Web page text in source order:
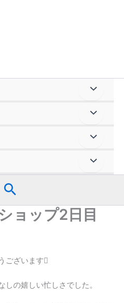
検
索ョップ2日目
ございます
の嬉しい忙しさでした。